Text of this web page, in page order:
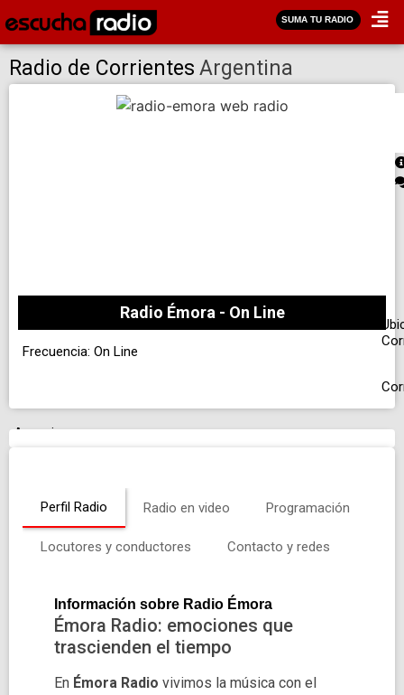
SUMA TU RADIO
Radio de Corrientes Argentina
Radio Émora - On Line
Frecuencia: On Line
Anuncio
Perfil Radio Radio en video Programación
Locutores y conductores Contacto y redes
Información sobre Radio Émora
Émora Radio: emociones que
trascienden el tiempo
En Émora Radio vivimos la música con el